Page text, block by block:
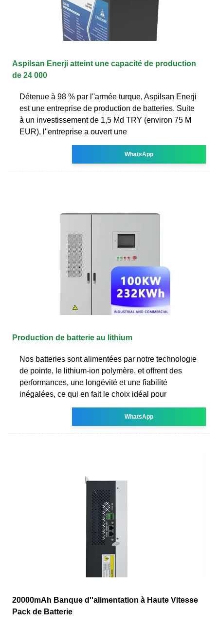
Aspilsan Enerji atteint une capacité de production
de 24 000
Détenue à 98 % par l''armée turque, Aspilsan Enerji
est une entreprise de production de batteries. Suite
à un investissement de 1,5 Md TRY (environ 75 M
EUR), l''entreprise a ouvert une
WhatsApp
Production de batterie au lithium
Nos batteries sont alimentées par notre technologie
de pointe, le lithium-ion polymère, et offrent des
performances, une longévité et une fiabilité
inégalées, ce qui en fait le choix idéal pour
WhatsApp
20000mAh Banque d''alimentation à Haute Vitesse
Pack de Batterie